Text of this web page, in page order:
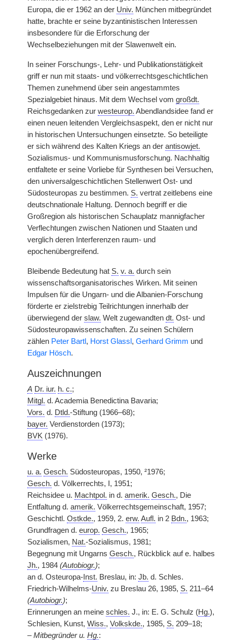
Europa, die er 1962 an der Univ. München mitbegründet
hatte, brachte er seine byzantinistischen Interessen
insbesondere für die Erforschung der
Wechselbeziehungen mit der Slawenwelt ein.
In seiner Forschungs-, Lehr- und Publikationstätigkeit
griff er nun mit staats- und völkerrechtsgeschichtlichen
Themen zunehmend über sein angestammtes
Spezialgebiet hinaus. Mit dem Wechsel vom großdt.
Reichsgedanken zur westeurop. Abendlandsidee fand er
einen neuen leitenden Vergleichsaspekt, den er nicht nur
in historischen Untersuchungen einsetzte. So beteiligte
er sich während des Kalten Kriegs an der antisowjet.
Sozialismus- und Kommunismusforschung. Nachhaltig
entfaltete er seine Vorliebe für Synthesen bei Versuchen,
den universalgeschichtlichen Stellenwert Ost- und
Südosteuropas zu bestimmen. S. vertrat zeitlebens eine
deutschnationale Haltung. Dennoch begriff er die
Großregion als historischen Schauplatz mannigfacher
Verflechtungen zwischen Nationen und Staaten und
verglich deren Interferenzen raum- und
epochenübergreifend.
Bleibende Bedeutung hat S. v. a. durch sein
wissenschaftsorganisatorisches Wirken. Mit seinen
Impulsen für die Ungarn- und die Albanien-Forschung
förderte er zielstrebig Teilrichtungen innerhalb der
überwiegend der slaw. Welt zugewandten dt. Ost- und
Südosteuropawissenschaften. Zu seinen Schülern
zählen Peter Bartl , Horst Glassl , Gerhard Grimm und
Edgar Hösch.
Auszeichnungen
A Dr. iur. h. c.;
Mitgl. d. Academia Benedictina Bavaria;
Vors. d. Dtld.-Stiftung (1966–68);
bayer. Verdienstorden (1973);
BVK (1976).
Werke
u. a. Gesch. Südosteuropas, 1950, ²1976;
Gesch. d. Völkerrechts, I, 1951;
Reichsidee u. Machtpol. in d. amerik. Gesch., Die
Entfaltung d. amerik. Völkerrechtsgemeinschaft, 1957;
Geschichtl. Ostkde., 1959, 2. erw. Aufl. in 2 Bdn., 1963;
Grundfragen d. europ. Gesch., 1965;
Sozialismen, Nat.-Sozialismus, 1981;
Begegnung mit Ungarns Gesch., Rückblick auf e. halbes
Jh., 1984 (Autobiogr.);
an d. Osteuropa- Inst. Breslau, in: Jb. d. Schles.
Friedrich-Wilhelms-Univ. zu Breslau 26, 1985, S. 211–64
(Autobiogr.);
Erinnerungen an meine schles. J., in: E. G. Schulz (Hg.),
Schlesien, Kunst, Wiss., Volkskde., 1985, S. 209–18;
–Mitbegründer u. Hg.: